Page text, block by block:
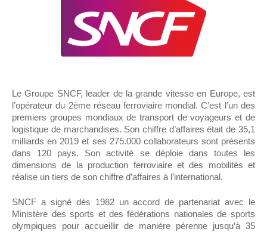
Le Groupe SNCF, leader de la grande vitesse en Europe, est
l’opérateur du 2ème réseau ferroviaire mondial. C’est l’un des
premiers groupes mondiaux de transport de voyageurs et de
logistique de marchandises. Son chiffre d’affaires était de 35,1
milliards en 2019 et ses 275.000 collaborateurs sont présents
dans 120 pays. Son activité se déploie dans toutes les
dimensions de la production ferroviaire et des mobilités et
réalise un tiers de son chiffre d’affaires à l’international.
SNCF a signé dès 1982 un accord de partenariat avec le
Ministère des sports et des fédérations nationales de sports
olympiques pour accueillir de manière pérenne jusqu’à 35